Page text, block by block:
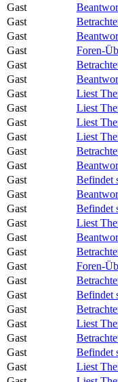
Gast
Gast
Gast
Gast
Foren-
Gast
Gast
Gast
Liest
Gast
Liest
Gast
Liest
Gast
Liest
Gast
Gast
Gast
Befindet
Gast
Gast
Befindet
Gast
Liest
Gast
Gast
Gast
Foren-
Gast
Gast
Befindet
Gast
Gast
Liest
Gast
Gast
Befindet
Gast
Liest